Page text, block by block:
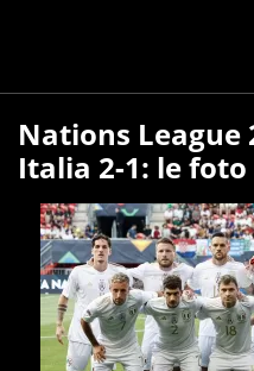
Nations League
Italia 2-1: le foto